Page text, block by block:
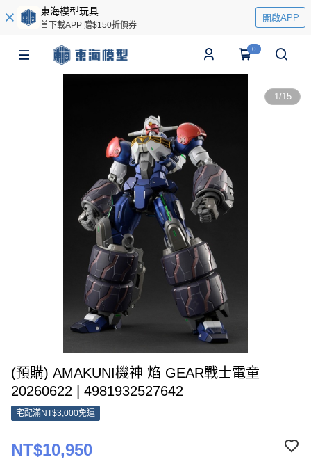
東海模型玩具
首下載APP 贈$150折價券
開啟APP
0
1/15
(預購) AMAKUNI機神 焰 GEAR戰士電童
20260622 | 4981932527642
宅配滿NT$3,000免運
NT$10,950